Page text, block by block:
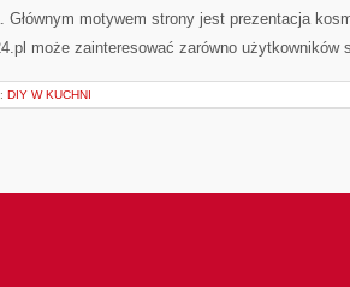
Głównym motywem strony jest prezentacja
może zainteresować zarówno
DIY W KUCHNI